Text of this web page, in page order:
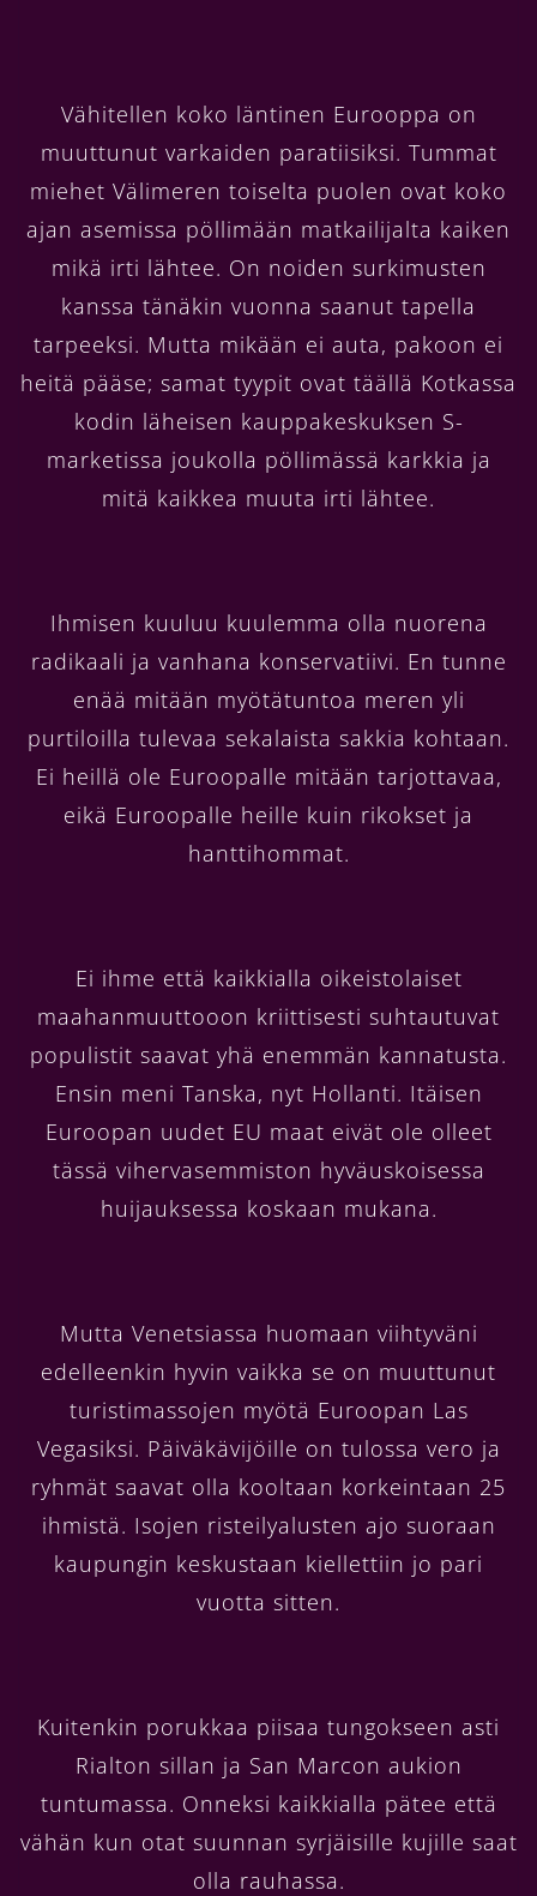
Vähitellen koko läntinen Eurooppa on
muuttunut varkaiden paratiisiksi. Tummat
miehet Välimeren toiselta puolen ovat koko
ajan asemissa pöllimään matkailijalta kaiken
mikä irti lähtee. On noiden surkimusten
kanssa tänäkin vuonna saanut tapella
tarpeeksi. Mutta mikään ei auta, pakoon ei
heitä pääse; samat tyypit ovat täällä Kotkassa
kodin läheisen kauppakeskuksen S-
marketissa joukolla pöllimässä karkkia ja
mitä kaikkea muuta irti lähtee.
Ihmisen kuuluu kuulemma olla nuorena
radikaali ja vanhana konservatiivi. En tunne
enää mitään myötätuntoa meren yli
purtiloilla tulevaa sekalaista sakkia kohtaan.
Ei heillä ole Euroopalle mitään tarjottavaa,
eikä Euroopalle heille kuin rikokset ja
hanttihommat.
Ei ihme että kaikkialla oikeistolaiset
maahanmuuttooon kriittisesti suhtautuvat
populistit saavat yhä enemmän kannatusta.
Ensin meni Tanska, nyt Hollanti. Itäisen
Euroopan uudet EU maat eivät ole olleet
tässä vihervasemmiston hyväuskoisessa
huijauksessa koskaan mukana.
Mutta Venetsiassa huomaan viihtyväni
edelleenkin hyvin vaikka se on muuttunut
turistimassojen myötä Euroopan Las
Vegasiksi. Päiväkävijöille on tulossa vero ja
ryhmät saavat olla kooltaan korkeintaan 25
ihmistä. Isojen risteilyalusten ajo suoraan
kaupungin keskustaan kiellettiin jo pari
vuotta sitten.
Kuitenkin porukkaa piisaa tungokseen asti
Rialton sillan ja San Marcon aukion
tuntumassa. Onneksi kaikkialla pätee että
vähän kun otat suunnan syrjäisille kujille saat
olla rauhassa.